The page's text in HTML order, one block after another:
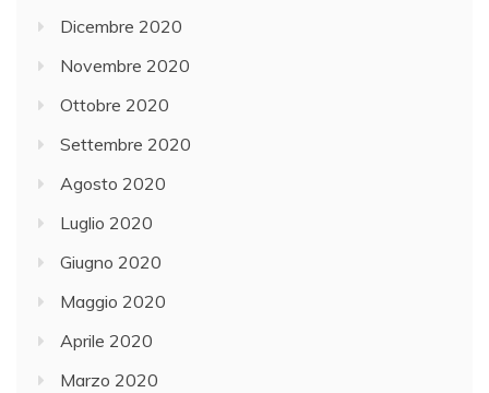
Dicembre 2020
Novembre 2020
Ottobre 2020
Settembre 2020
Agosto 2020
Luglio 2020
Giugno 2020
Maggio 2020
Aprile 2020
Marzo 2020